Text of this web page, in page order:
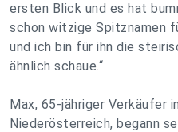
ersten Blick und es hat
schon witzige Spitznamen
und ich bin für ihn die
ähnlich schaue.“
Max, 65-jähriger Verkäufer
Niederösterreich, begann